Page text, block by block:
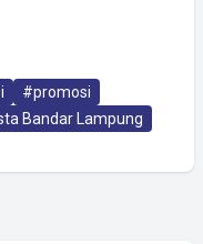
#promosi
Bandar Lampung